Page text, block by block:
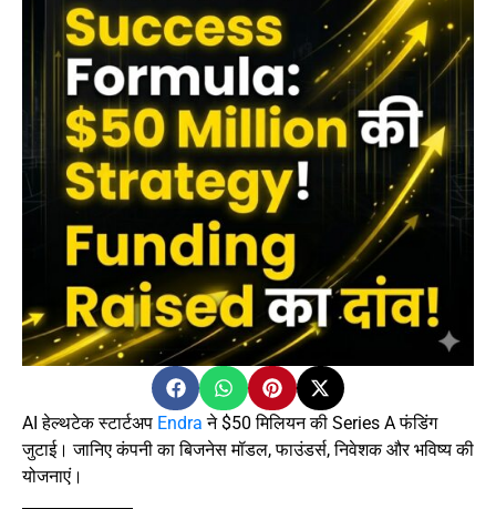
AI हेल्थटेक स्टार्टअप Endra ने $50 मिलियन की Series A फंडिंग
जुटाई। जानिए कंपनी का बिजनेस मॉडल, फाउंडर्स, निवेशक और भविष्य की
योजनाएं।